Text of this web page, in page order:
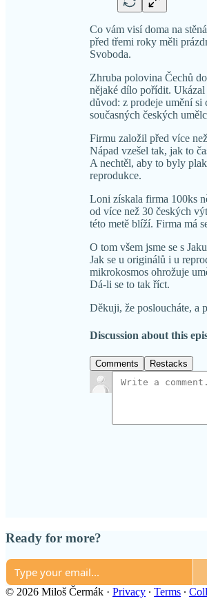
Co vám visí doma na
před třemi roky měli
Svoboda.
Zhruba polovina Čechů
nějaké dílo pořídit.
důvod: z prodeje umění si
současných českých
Firmu založil před více
Nápad vzešel tak, jak to
A nechtěl, aby to byly
reprodukce.
Loni získala firma 100ks
od více než 30 českých
této metě blíží. Firma má
O tom všem jsme se s
Jak se u originálů i u
mikrokosmos ohrožuje
Dá-li se to tak říct.
Děkuji, že posloucháte, a
Discussion about this
Comments Restacks
Ready for more?
© 2026 Miloš Čermák · Privacy ∙ Terms ∙